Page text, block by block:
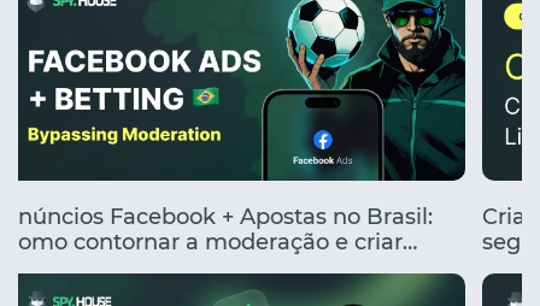
Anúncios Facebook + Apostas no Brasil:
Como contornar a moderação e criar
anúncios clicáveis